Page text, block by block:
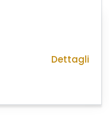
Dettagli